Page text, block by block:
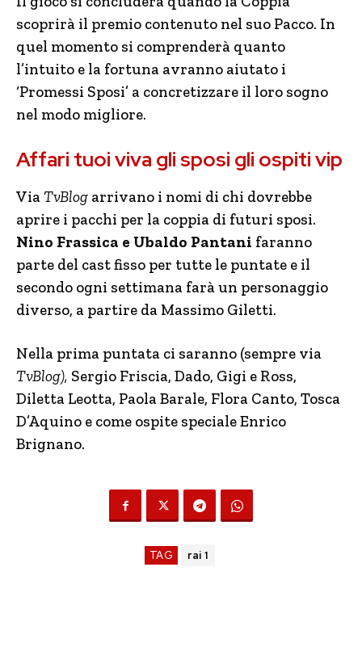
scoprirà il premio contenuto nel suo Pacco. In
quel momento si comprenderà quanto
l’intuito e la fortuna avranno aiutato i
‘Promessi Sposi’ a concretizzare il loro sogno
nel modo migliore.
Affari tuoi viva gli sposi gli ospiti vip
ViaTvBlog arrivano i nomi di chi dovrebbe
aprire i pacchi per la coppia di futuri sposi.
Nino Frassica e Ubaldo Pantani faranno
parte del cast fisso per tutte le puntate e il
secondo ogni settimana farà un personaggio
diverso, a partire da Massimo Giletti.
Nella prima puntata ci saranno (sempre via
TvBlog), Sergio Friscia, Dado, Gigi e Ross,
Diletta Leotta, Paola Barale, Flora Canto, Tosca
D’Aquino e come ospite speciale Enrico
Brignano.
TAG rai 1